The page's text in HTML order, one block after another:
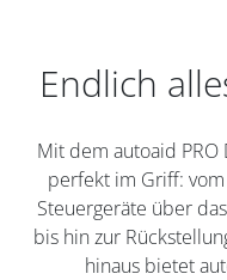
Endlich
Mit dem autoaid PRO
perfekt im Griff:
Steuergeräte über
bis hin zur
hinaus bietet